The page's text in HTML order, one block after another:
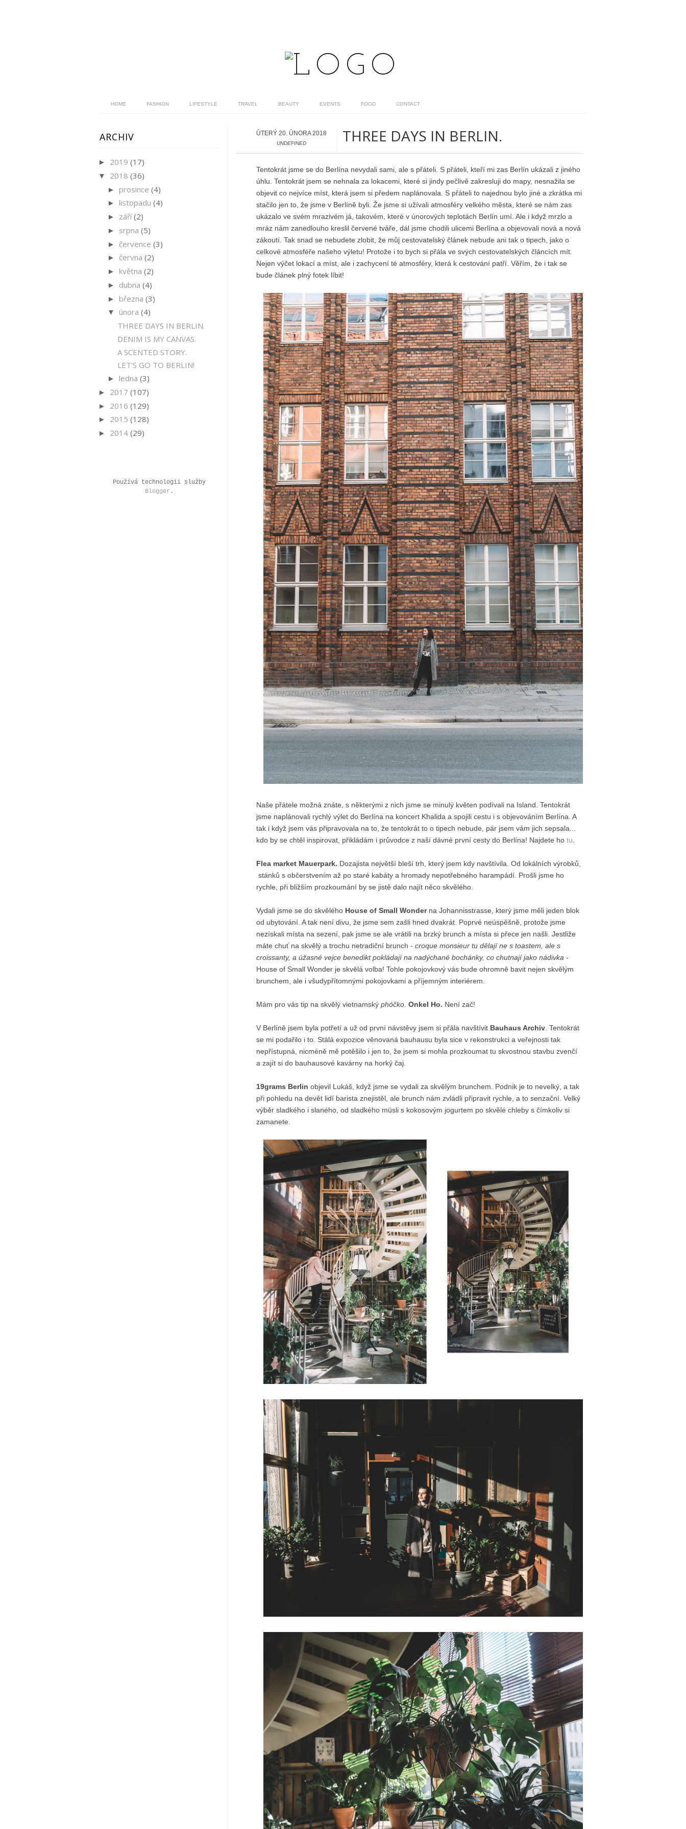
HOME FASHION LIFESTYLE TRAVEL BEAUTY EVENTS FOOD CONTACT
ÚTERÝ 20. ÚNORA 2018
UNDEFINED THREE DAYS IN BERLIN.
Tentokrát jsme se do Berlína nevydali sami, ale s přáteli. S přáteli, kteří mi zas Berlín ukázali z jiného
úhlu. Tentokrát jsem se nehnala za lokacemi, které si jindy pečlivě zakresluji do mapy, nesnažila se
objevit co nejvíce míst, která jsem si předem naplánovala. S přáteli to najednou bylo jiné a zkrátka mi
stačilo jen to, že jsme v Berlíně byli. Že jsme si užívali atmosféry velkého města, které se nám zas
ukázalo ve svém mrazivém já, takovém, které v únorových teplotách Berlín umí. Ale i když mrzlo a
mráz nám zanedlouho kreslil červené tváře, dál jsme chodili ulicemi Berlína a objevovali nová a nová
zákoutí. Tak snad se nebudete zlobit, že můj cestovatelský článek nebude ani tak o tipech, jako o
celkové atmosféře našeho výletu! Protože i to bych si přála ve svých cestovatelských článcích mít.
Nejen výčet lokací a míst, ale i zachycení té atmosféry, která k cestování patří. Věřím, že i tak se
bude článek plný fotek líbit!
Naše přátele možná znáte, s některými z nich jsme se minulý květen podívali na Island. Tentokrát
jsme naplánovali rychlý výlet do Berlína na koncert Khalida a spojili cestu i s objevováním Berlína. A
tak i když jsem vás připravovala na to, že tentokrát to o tipech nebude, pár jsem vám jich sepsala...
kdo by se chtěl inspirovat, přikládám i průvodce z naší dávné první cesty do Berlína! Najdete ho tu
Flea market Mauerpark. Dozajista největší bleší trh, který jsem kdy navštívila. Od lokálních výrobků,
stánků s občerstvením až po staré kabáty a hromady nepotřebného harampádí. Prošli jsme ho
rychle, při bližším prozkoumání by se jistě dalo najít něco skvělého.
Vydali jsme se do skvělého House of Small Wonder na Johannisstrasse, který jsme měli jeden blok
od ubytování. A tak není divu, že jsme sem zašli hned dvakrát. Poprvé neúspěšně, protože jsme
nezískali místa na sezení, pak jsme se ale vrátili na brzký brunch a místa si přece jen našli. Jestliže
máte chuť na skvělý a trochu netradiční brunch - croque monsieur tu dělají ne s toastem, ale s
croissanty, a úžasné vejce benedikt pokládají na nadýchané bochánky, co chutnají jako nádivka -
House of Small Wonder je skvělá volba! Tohle pokojovkový vás bude ohromně bavit nejen skvělým
brunchem, ale i všudypřítomnými pokojovkami a příjemným interiérem.
Mám pro vás tip na skvělý vietnamský phóčko Onkel Ho. Není zač!
V Berlíně jsem byla potřetí a už od první návstěvy jsem si přála navštívit Bauhaus Archiv . Tentokrát
se mi podařilo i to. Stálá expozice věnovaná bauhausu byla sice v rekonstrukci a veřejnosti tak
nepřístupná, nicméně mě potěšilo i jen to, že jsem si mohla prozkoumat tu skvostnou stavbu zvenčí
a zajít si do bauhausové kavárny na horký čaj.
19grams Berlin objevil Lukáš, když jsme se vydali za skvělým brunchem. Podnik je to nevelký, a tak
při pohledu na devět lidí barista znejistěl, ale brunch nám zvládli připravit rychle, a to senzační. Velký
výběr sladkého i slaného, od sladkého müsli s kokosovým jogurtem po skvělé chleby s čímkoliv si
zamanete.
ARCHIV
► 2019 (17)
▼ 2018 (36)
► prosince (4)
► listopadu (4)
► září(2)
► srpna (5)
► července (3)
► června (2)
► května (2)
► dubna (4)
► března (3)
▼ února (4)
THREE DAYS IN BERLIN.
DENIM IS MY CANVAS.
A SCENTED STORY.
LET'S GO TO BERLIN!
► ledna (3)
► 2017 (107)
► 2016 (129)
► 2015 (128)
► 2014 (29)
Používá technologii služby
Blogger .